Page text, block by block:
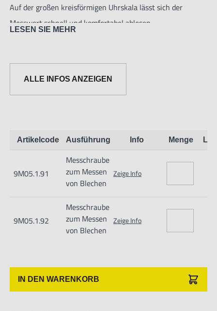
Auf der großen kreisförmigen Uhrskala lässt sich der
Messwert schnell und komfortabel ablesen.
Nur für technisch versierte und mit dem Produkt vertraute
Anwender sowie Handwerker geeignet.
LESEN SIE MEHR
ALLE INFOS ANZEIGEN
Artikelcode Ausführung Info Menge
9M05.1.91
Messchraube
zum Messen
von Blechen
Zeige Info
9M05.1.92
Messchraube
zum Messen
von Blechen
Zeige Info
IN DEN WARENKORB